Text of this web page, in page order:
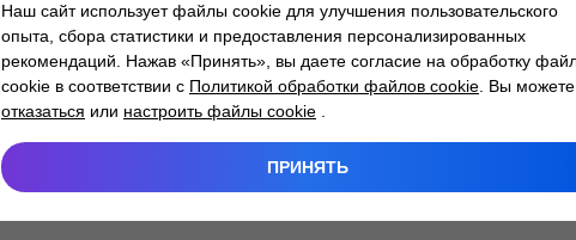
-side exception has occurred while loading atlantm.by (see the
Наш сайт использует файлы cookie для улучшения пользовательского
опыта, сбора статистики и предоставления персонализированных
рекомендаций. Нажав «Принять», вы даете согласие на обработку
cookie в соответствии с Политикой обработки файлов cookie . Вы можете
отказаться или настроить файлы cookie
ПРИНЯТЬ